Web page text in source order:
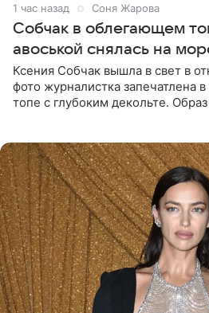
1 час назад Соня Жарова
Собчак в облегающем
авоськой снялась на
Ксения Собчак вышла в свет в
фото журналистка запечатлена
топе с глубоким декольте.